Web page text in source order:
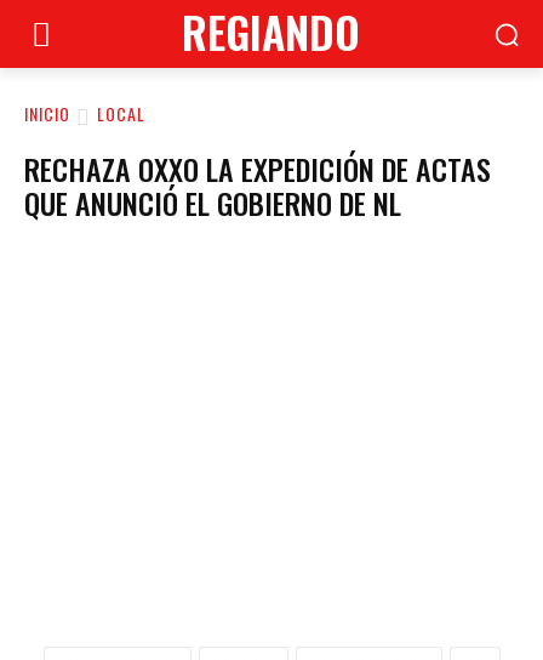
REGIANDO
INICIO LOCAL
RECHAZA OXXO LA EXPEDICIÓN DE ACTAS
QUE ANUNCIÓ EL GOBIERNO DE NL